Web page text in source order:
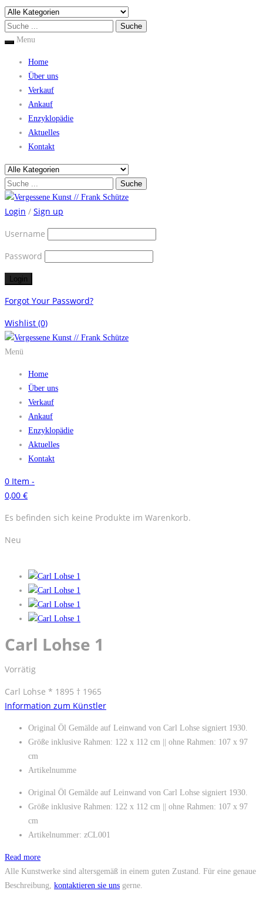
Menu
Home
Über uns
Verkauf
Ankauf
Enzyklopädie
Aktuelles
Kontakt
Login / Sign up
Username
Password
Forgot Your Password?
Wishlist (0)
Menü
Home
Über uns
Verkauf
Ankauf
Enzyklopädie
Aktuelles
Kontakt
0 Item -
0,00 €
Es befinden sich keine Produkte im Warenkorb.
Neu
Carl Lohse 1
Vorrätig
Carl Lohse * 1895 † 1965
Information zum Künstler
Original Öl Gemälde auf Leinwand von Carl Lohse signiert 1930.
Größe inklusive Rahmen: 122 x 112 cm || ohne Rahmen: 107 x 97
cm
Artikelnumme
Original Öl Gemälde auf Leinwand von Carl Lohse signiert 1930.
Größe inklusive Rahmen: 122 x 112 cm || ohne Rahmen: 107 x 97
cm
Artikelnummer: zCL001
Read more
Alle Kunstwerke sind altersgemäß in einem guten Zustand. Für eine genaue
Beschreibung, kontaktieren sie uns gerne.